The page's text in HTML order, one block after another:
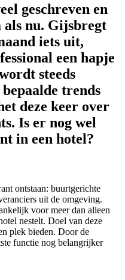
geschreven en
als nu. Gijsbregt
iets uit,
een hapje
steeds
trends
deze keer over
Is er nog wel
in een hotel?
ontstaan: buurtgerichte
uit de omgeving.
voor meer dan alleen
nestelt. Doel van deze
plek bieden. Door de
functie nog belangrijker